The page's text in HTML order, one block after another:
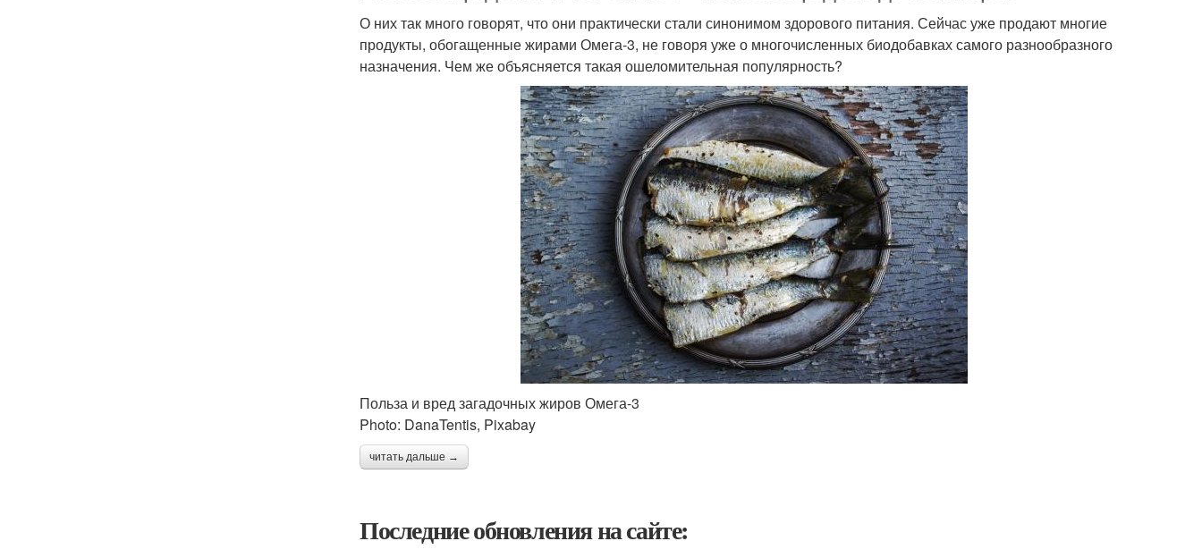
О них так много говорят, что они практически стали синонимом здорового питания. Сейчас уже продают многие
продукты, обогащенные жирами Омега-3, не говоря уже о многочисленных биодобавках самого разнообразного
назначения. Чем же объясняется такая ошеломительная популярность?
Польза и вред загадочных жиров Омега-3
Photo: DanaTentis, Pixabay
читать дальше →
Последние обновления на сайте: